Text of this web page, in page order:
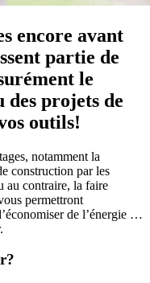
encore avant
partie de
le
des projets de
outils!
notamment la
construction par les
au contraire, la faire
permettront
de l’énergie …